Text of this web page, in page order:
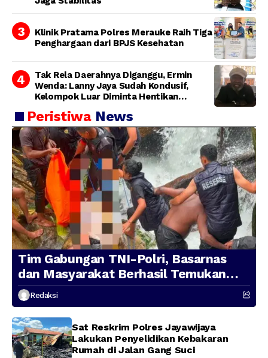
Klinik Pratama Polres Merauke Raih Tiga
Penghargaan dari BPJS Kesehatan
Tak Rela Daerahnya Diganggu, Ermin
Wenda: Lanny Jaya Sudah Kondusif,
Kelompok Luar Diminta Hentikan
Peristiwa News
Tim Gabungan TNI-Polri, Basarnas
dan Masyarakat Berhasil Temukan
Presenter TVRI Papua Barat yang
Hilang di Sungai Memti
Redaksi
Sat Reskrim Polres Jayawijaya
Lakukan Penyelidikan Kebakaran
Rumah di Jalan Gang Suci